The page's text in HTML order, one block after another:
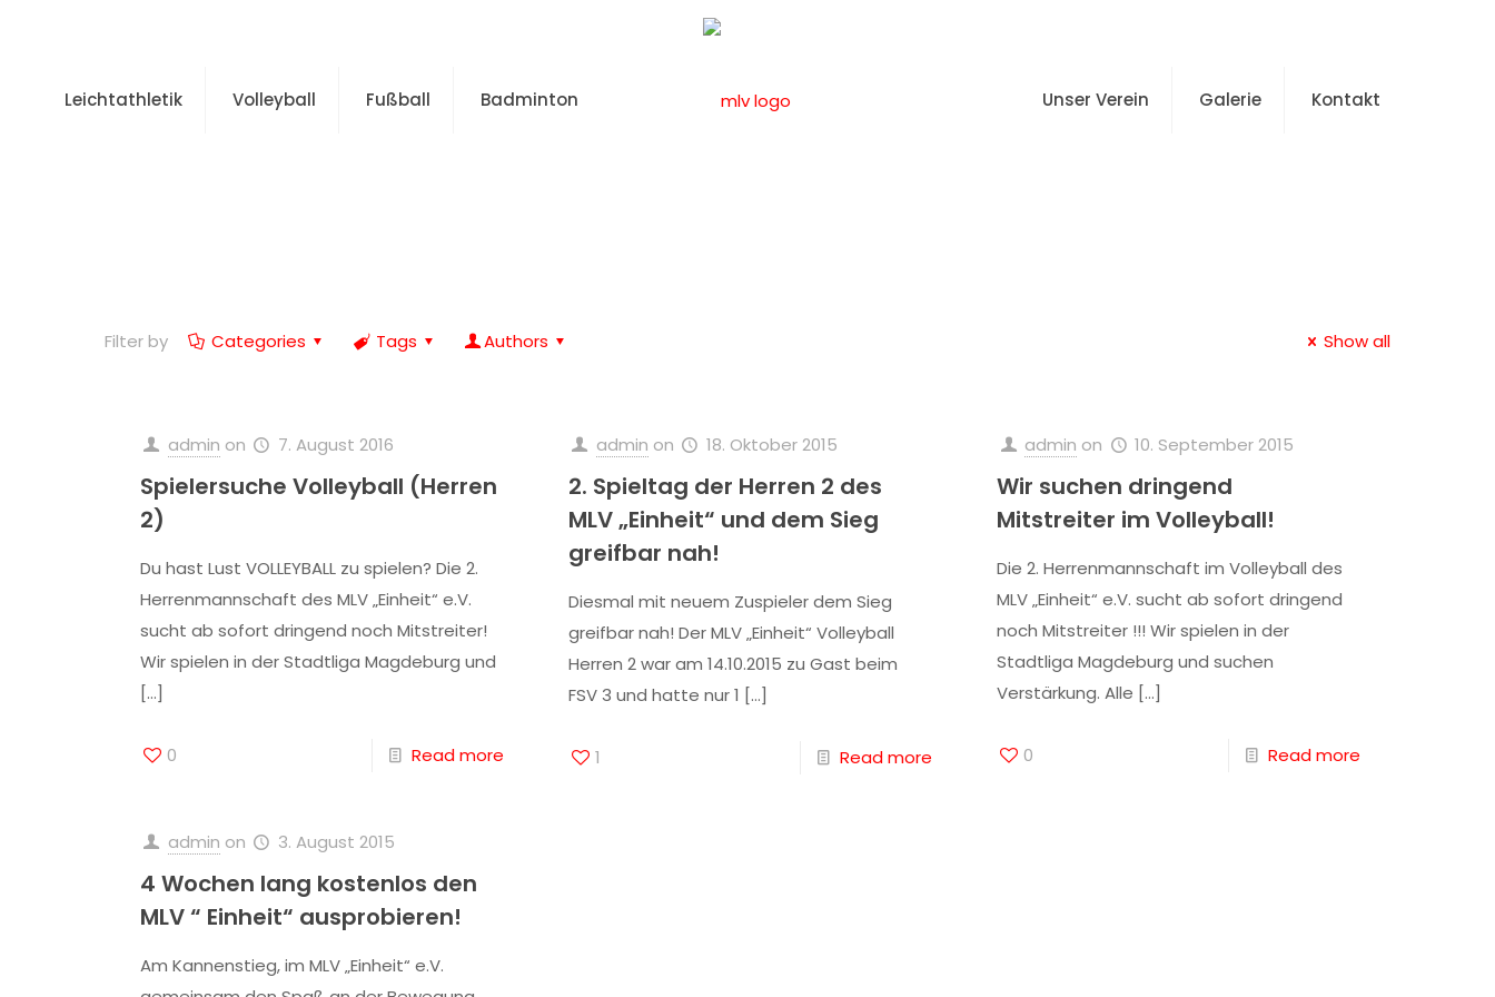
Leichtathletik Volleyball Fußball Badminton Unser Verein Galerie Kontakt
Filter by Categories Tags Authors Show all
admin on 7. August 2016
Spielersuche Volleyball (Herren
2)
Du hast Lust VOLLEYBALL zu spielen? Die 2.
Herrenmannschaft des MLV „Einheit“ e.V.
sucht ab sofort dringend noch Mitstreiter!
Wir spielen in der Stadtliga Magdeburg und
[…]
0 Read more
admin on 18. Oktober 2015
2. Spieltag der Herren 2 des
MLV „Einheit“ und dem Sieg
greifbar nah!
Diesmal mit neuem Zuspieler dem Sieg
greifbar nah! Der MLV „Einheit“ Volleyball
Herren 2 war am 14.10.2015 zu Gast beim
FSV 3 und hatte nur 1 […]
1 Read more
admin on 10. September 2015
Wir suchen dringend
Mitstreiter im Volleyball!
Die 2. Herrenmannschaft im Volleyball des
MLV „Einheit“ e.V. sucht ab sofort dringend
noch Mitstreiter !!! Wir spielen in der
Stadtliga Magdeburg und suchen
Verstärkung. Alle […]
0 Read more
admin on 3. August 2015
4 Wochen lang kostenlos den
MLV “ Einheit“ ausprobieren!
Am Kannenstieg, im MLV „Einheit“ e.V.